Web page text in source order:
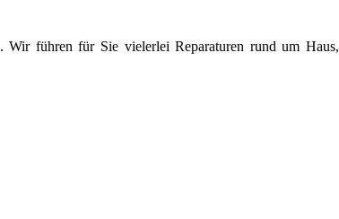
Wir führen für Sie vielerlei Reparaturen rund um Haus,